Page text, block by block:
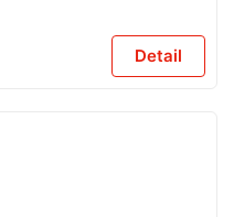
Detail